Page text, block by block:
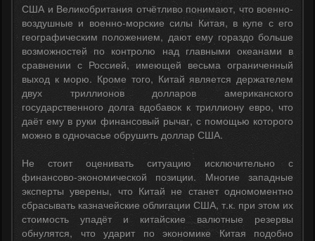
США и Великобритания отчётливо понимают, что военно-
воздушные и военно-морские силы Китая, в купе с его
географическим положением, дают ему гораздо больше
возможностей по контролю над главными океанами в
сравнении с Россией, имеющей весьма ограниченный
выход к морю. Кроме того, Китай является держателем
двух триллионов долларов американского
государственного долга вдобавок к триллиону евро, что
даёт ему в руки финансовый рычаг, с помощью которого
можно в одночасье обрушить доллар США.
Не стоит оценивать ситуацию исключительно с
финансово-экономической позиции. Многие западные
эксперты уверены, что Китай не станет одномоментно
сбрасывать казначейские облигации США, т.к. при этом их
стоимость упадёт и китайские валютные резервы
обнулятся, что ударит по экономике Китая подобно